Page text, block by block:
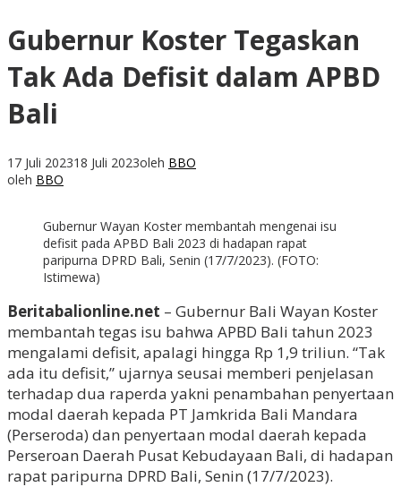
Gubernur Koster Tegaskan
Tak Ada Defisit dalam APBD
Bali
17 Juli 202318 Juli 2023oleh BBO
oleh BBO
Gubernur Wayan Koster membantah mengenai isu
defisit pada APBD Bali 2023 di hadapan rapat
paripurna DPRD Bali, Senin (17/7/2023). (FOTO:
Istimewa)
Beritabalionline.net – Gubernur Bali Wayan Koster
membantah tegas isu bahwa APBD Bali tahun 2023
mengalami defisit, apalagi hingga Rp 1,9 triliun. “Tak
ada itu defisit,” ujarnya seusai memberi penjelasan
terhadap dua raperda yakni penambahan penyertaan
modal daerah kepada PT Jamkrida Bali Mandara
(Perseroda) dan penyertaan modal daerah kepada
Perseroan Daerah Pusat Kebudayaan Bali, di hadapan
rapat paripurna DPRD Bali, Senin (17/7/2023).